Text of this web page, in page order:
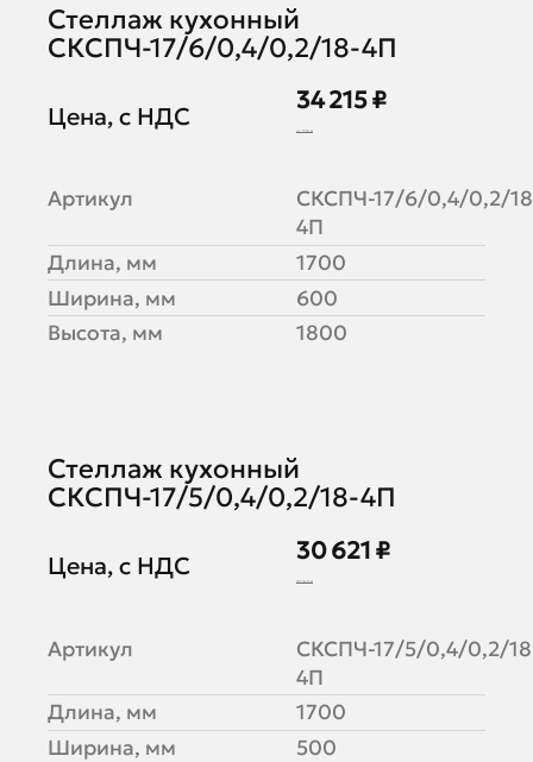
Стеллаж кухонный
СКСПЧ-17/6/0,4/0,2/18-4П
Цена, с НДС
34 215 ₽
41 725 ₽
Артикул
СКСПЧ-17/6/0,4/0,2/
4П
Длина, мм
1700
Ширина, мм
600
Высота, мм
1800
Стеллаж кухонный
СКСПЧ-17/5/0,4/0,2/18-4П
Цена, с НДС
30 621 ₽
37 343 ₽
Артикул
СКСПЧ-17/5/0,4/0,2/
4П
Длина, мм
1700
Ширина, мм
500